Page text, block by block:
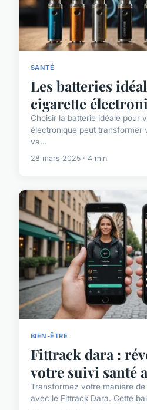
SANTÉ
Les batteries
cigarette
Choisir la batterie idéale pour
électronique peut transformer
va...
28 mars 2025 · 4 min
BIEN-ÊTRE
Fittrack dara :
votre suivi santé
Transformez votre manière
avec le Fittrack Dara. Cette